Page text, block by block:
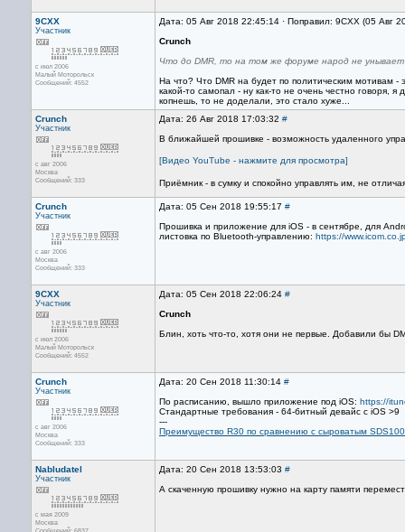
9CXX
Участник
с июл 2006
Малый Моторольск
Сообщений: 4552
Дата: 05 Авг 2018 22:45:14 · Поправил: 9CXX (05 Авг
Crunch
Что до DMR, то на том же форуме народ не
На что? Что DMR на будет по политическим мотивам -
какой-то самопал - ну как-то не очень честно
копнешь, то не доделали, это стало хуже...
Crunch
Участник
с авг 2006
Москва
Сообщений: 333
Дата: 26 Авг 2018 17:03:32 #
В ближайшей прошивке - возможность удаленного
[Видео YouTube - нажмите для просмотра]
Приёмник - в сумку и спокойно управлять им, не
Crunch
Участник
с авг 2006
Москва
Сообщений: 333
Дата: 05 Сен 2018 19:55:17 #
Прошивка и приложение для iOS - в сентябре, для
листовка по Bluetooth-управлению: https://
9CXX
Участник
с июл 2006
Малый Моторольск
Сообщений: 4552
Дата: 05 Сен 2018 22:06:24 #
Crunch
Блин, хоть что-то, хотя они не первые. Добавили бы
Crunch
Участник
с авг 2006
Москва
Сообщений: 333
Дата: 20 Сен 2018 11:30:14 #
По расписанию, вышло приложение под iOS: https://
Стандартные требования - 64-битный девайс с iOS >9
---
Преимущество R30 по сравнению с сыроватым SDS100
Nabludatel
Участник
с мая 2009
Москва
Дата: 20 Сен 2018 13:53:03 #
А скаченную прошивку нужно на карту памяти